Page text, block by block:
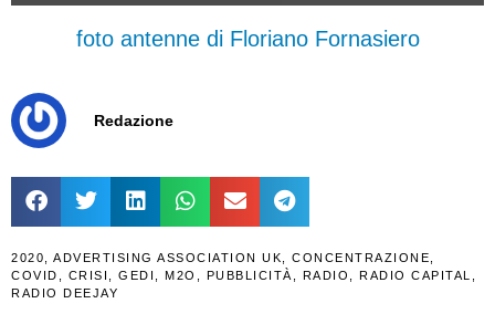
foto antenne di Floriano Fornasiero
Redazione
2020 ADVERTISING ASSOCIATION UK CONCENTRAZIONE
COVID
CRISI GEDI M2O PUBBLICITÀ RADIO RADIO CAPITAL
RADIO DEEJAY